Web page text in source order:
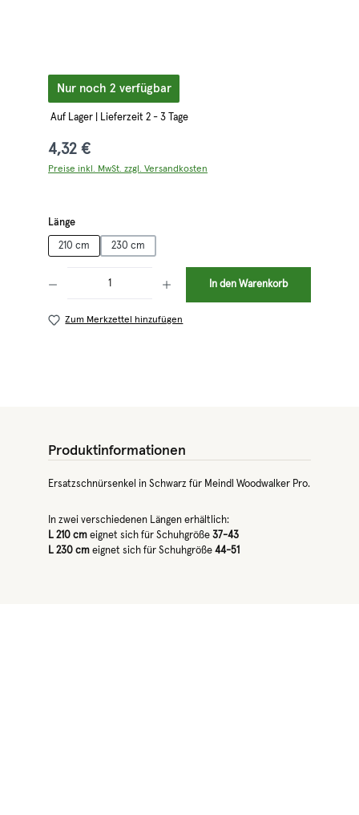
Nur noch 2 verfügbar
Auf Lager | Lieferzeit 2 - 3 Tage
4,32 €
Preise inkl. MwSt. zzgl. Versandkosten
Längeauswählen
210 cm 230 cm
In den Warenkorb
Zum Merkzettel hinzufügen
Produktinformationen
Ersatzschnürsenkel in Schwarz für Meindl Woodwalker Pro.
In zwei verschiedenen Längen erhältlich:
L 210 cm eignet sich für Schuhgröße 37-43
L 230 cm eignet sich für Schuhgröße 44-51